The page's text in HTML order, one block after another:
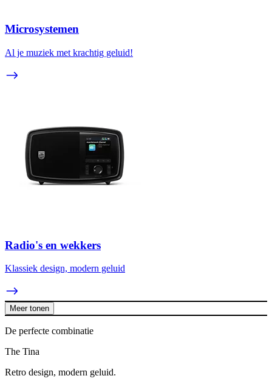
Microsystemen
Al je muziek met krachtig geluid!
Radio's en wekkers
Klassiek design, modern geluid
Meer tonen
De perfecte combinatie
The Tina
Retro design, modern geluid.